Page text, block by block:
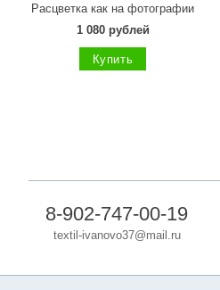
Расцветка как на фотографии
1 080 рублей
Купить
8-902-747-00-19
textil-ivanovo37@mail.ru